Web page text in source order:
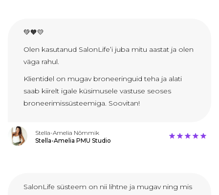
💚🧡💛
Olen kasutanud SalonLife’i juba mitu aastat ja olen
väga rahul.
Klientidel on mugav broneeringuid teha ja alati
saab kiirelt igale küsimusele vastuse seoses
broneerimissüsteemiga. Soovitan!
Stella-Amelia Nõmmik
Stella-Amelia PMU Studio
SalonLife süsteem on nii lihtne ja mugav ning mis